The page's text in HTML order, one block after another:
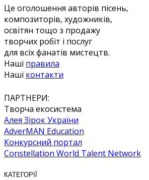
Це оголошення авторів пісень,
композиторів, художників,
освітян тощо з продажу
творчих робіт і послуг
для всіх фанатів мистецтв.
Наші правила
Наші контакти
ПАРТНЕРИ:
Творча екосистема
Алея Зірок України
AdverMAN Education
Конкурсний портал
Constellation World Talent Network
КАТЕГОРІЇ